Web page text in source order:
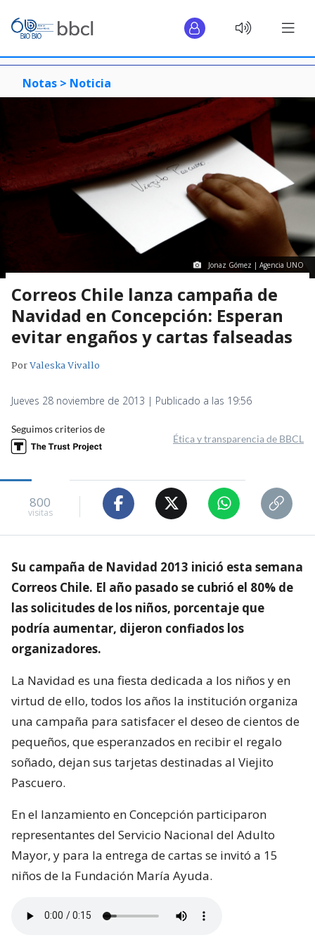
Notas > Noticia
Jonaz Gómez | Agencia UNO
Correos Chile lanza campaña de
Navidad en Concepción: Esperan
evitar engaños y cartas falseadas
PorValeska Vivallo
Jueves 28 noviembre de 2013 | Publicado a las 19:56
Seguimos criterios de
Ética y transparencia de BBCL
800
visitas
Su campaña de Navidad 2013 inició esta semana
Correos Chile. El año pasado se cubrió el 80% de
las solicitudes de los niños, porcentaje que
podría aumentar, dijeron confiados los
organizadores.
La Navidad es una fiesta dedicada a los niños y en
virtud de ello, todos los años la institución organiza
una campaña para satisfacer el deseo de cientos de
pequeños, que esperanzados en recibir el regalo
soñado, dejan sus tarjetas destinadas al Viejito
Pascuero.
En el lanzamiento en Concepción participaron
representantes del Servicio Nacional del Adulto
Mayor, y para la entrega de cartas se invitó a 15
niños de la Fundación María Ayuda.